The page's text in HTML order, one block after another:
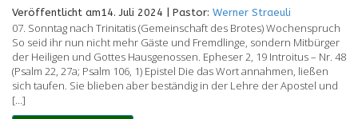
Veröffentlicht am14. Juli 2024 | Pastor: Werner Straeuli
07. Sonntag nach Trinitatis (Gemeinschaft des Brotes) Wochenspruch
So seid ihr nun nicht mehr Gäste und Fremdlinge, sondern Mitbürger
der Heiligen und Gottes Hausgenossen. Epheser 2, 19 Introitus – Nr. 48
(Psalm 22, 27a; Psalm 106, 1) Epistel Die das Wort annahmen, ließen
sich taufen. Sie blieben aber beständig in der Lehre der Apostel und
[…]